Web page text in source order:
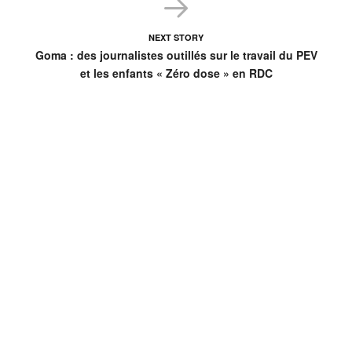
NEXT STORY
Goma : des journalistes outillés sur le travail du PEV
et les enfants « Zéro dose » en RDC